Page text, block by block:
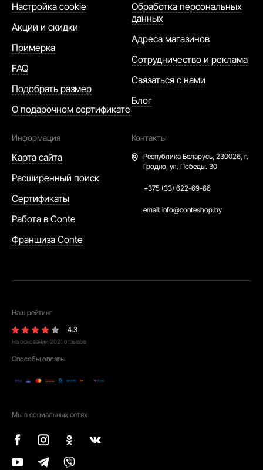
Настройка cookie
Акции и скидки
Примерка
FAQ
Подобрать размер
О подарочном сертификате
Обработка персональных
данных
Адреса магазинов
Сотрудничество и реклама
Связаться с нами
Блог
Информация
Карта сайта
Расширенный поиск
Сертификаты
Работа в Conte
Франшиза Conte
Контакты
Республика Беларусь, 230026, г.
Гродно, ул. Победы. 30
+375 (33) 622-69-66
email: info@conteshop.by
Наш рейтинг
4.3
На основании 2021 отзывов
Способы оплаты
Мы в социальных сетях